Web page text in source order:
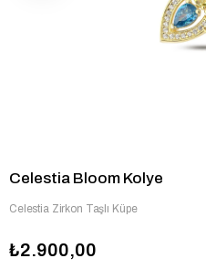
Celestia Bloom Kolye
Celestia Zirkon Taşlı Küpe
₺2.900,00